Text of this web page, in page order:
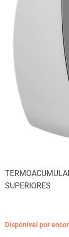
SUPERIORES
Disponível por